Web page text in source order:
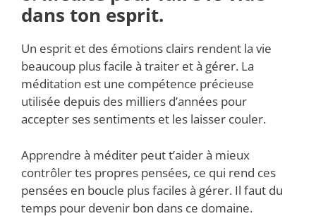
dans ton esprit.
Un esprit et des émotions clairs rendent la vie
beaucoup plus facile à traiter et à gérer. La
méditation est une compétence précieuse
utilisée depuis des milliers d’années pour
accepter ses sentiments et les laisser couler.
Apprendre à méditer peut t’aider à mieux
contrôler tes propres pensées, ce qui rend ces
pensées en boucle plus faciles à gérer. Il faut du
temps pour devenir bon dans ce domaine.